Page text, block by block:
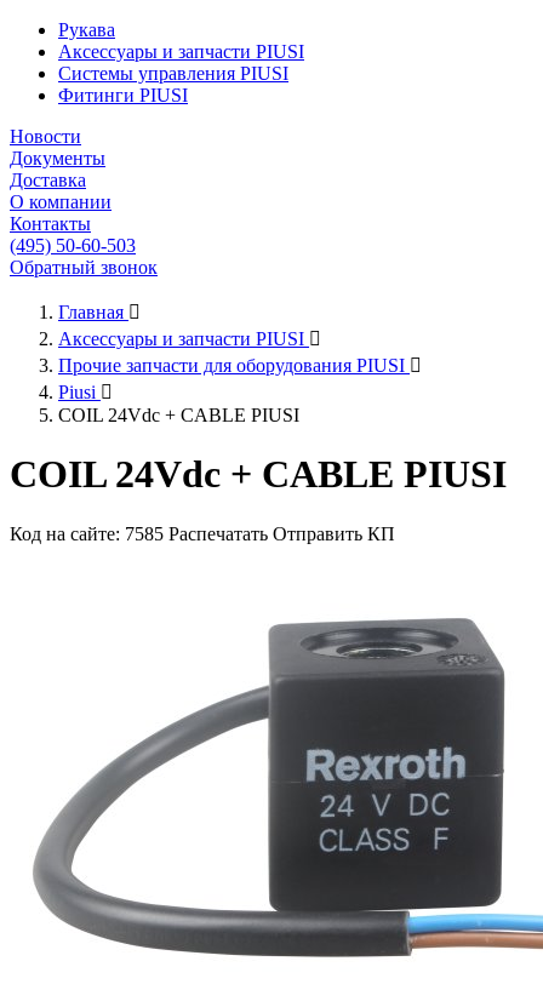
Рукава
Аксессуары и запчасти PIUSI
Системы управления PIUSI
Фитинги PIUSI
Новости
Документы
Доставка
О компании
Контакты
(495) 50-60-503
Обратный звонок
Главная 
Аксессуары и запчасти PIUSI 
Прочие запчасти для оборудования PIUSI 
Piusi 
COIL 24Vdc + CABLE PIUSI
COIL 24Vdc + CABLE PIUSI
Код на сайте: 7585 Распечатать Отправить КП